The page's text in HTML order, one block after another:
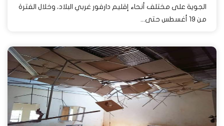
الجوية على مختلف أنحاء إقليم دارفور غربي البلاد، وخلال الفترة
من 19 أغسطس حتى...